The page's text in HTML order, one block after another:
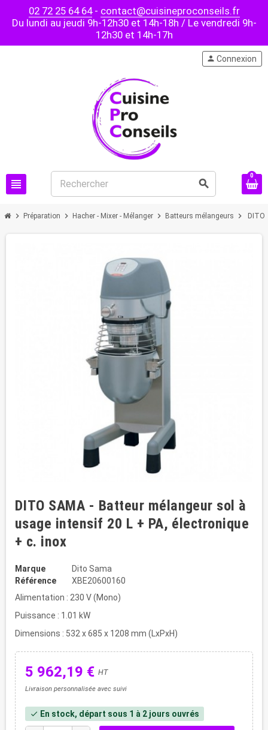
02 72 25 64 64- contact@cuisineproconseils.fr
Du lundi au jeudi 9h-12h30 et 14h-18h / Le vendredi 9h-
12h30 et 14h-17h
view_headline search
person Connexion
0
chevron_right Préparation chevron_right Hacher - Mixer - Mélanger chevron_right Batteurs mélangeurs chevron_right DITO
DITO SAMA - Batteur mélangeur sol à
usage intensif 20 L + PA, électronique
+ c. inox
Marque
Dito Sama
Référence
XBE20600160
Alimentation : 230 V (Mono)
Puissance : 1.01 kW
Dimensions : 532 x 685 x 1208 mm (LxPxH)
5 962,19 € HT
Livraison personnalisée avec suivi
check En stock, départ sous 1 à 2 jours ouvrés